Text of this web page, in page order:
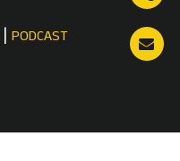
PODCAST